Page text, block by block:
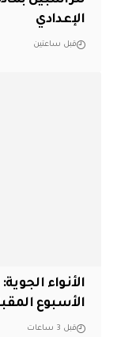
الإعدادي
قبل ساعتين
الأنواء
الأسبوع
قبل 3 ساعات